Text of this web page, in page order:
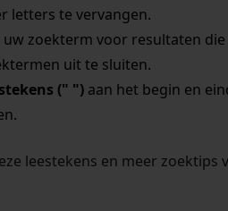
letters te vervangen.
zoekterm voor resultaten die
uit te sluiten.
(" ")aan het begin en
leestekens en meer zoektips